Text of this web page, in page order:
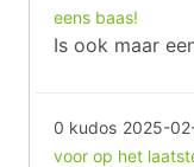
eens baas!
Is ook maar
0 kudos 2025-
voor op het